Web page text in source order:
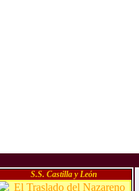
S.S. Castilla y León